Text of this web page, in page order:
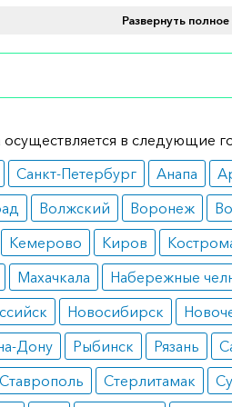
оптимален для восполнения
следует применять
побочных эффектов. В
Интралипиду
вливаний лекарство
определяется тяжестью
особенностями.
указания
используется только в
Развернуть
осуществляется в следующие
Санкт-Петербург Анапа
Волжский Воронеж
Кемерово Киров
Махачкала Набережные
Новосибирск
Дону
Рыбинск Рязань
Ставрополь Стерлитамак